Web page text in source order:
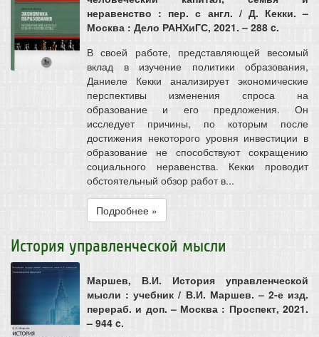
неравенство : пер. с англ. / Д. Кекки. –
Москва : Дело РАНХиГС, 2021. – 288 c.
В своей работе, представляющей весомый
вклад в изучение политики образования,
Даниеле Кекки анализирует экономические
перспективы изменения спроса на
образование и его предложения. Он
исследует причины, по которым после
достижения некоторого уровня инвестиции в
образование не способствуют сокращению
социального неравенства. Кекки проводит
обстоятельный обзор работ в...
Подробнее »
История управленческой мысли
Маршев, В.И. История управленческой
мысли : учебник / В.И. Маршев. – 2-е изд.
перераб. и доп. – Москва : Проспект, 2021.
– 944 c.